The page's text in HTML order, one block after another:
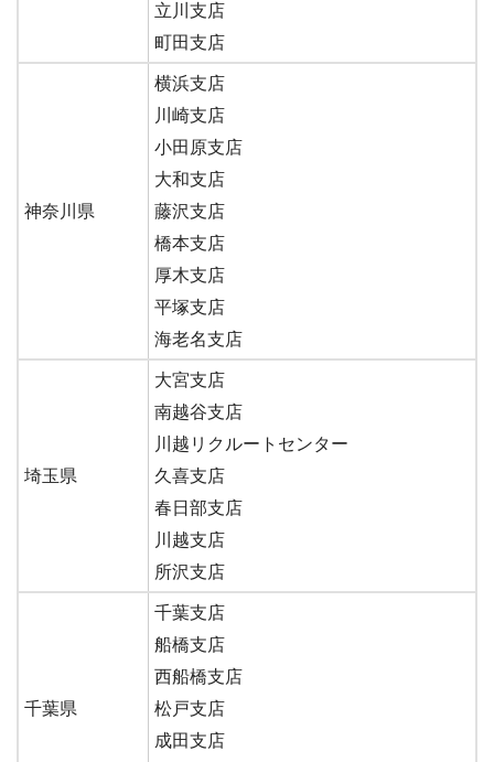
立川支店
町田支店
神奈川県
横浜支店
川崎支店
小田原支店
大和支店
藤沢支店
橋本支店
厚木支店
平塚支店
海老名支店
埼玉県
大宮支店
南越谷支店
川越リクルートセンター
久喜支店
春日部支店
川越支店
所沢支店
千葉県
千葉支店
船橋支店
西船橋支店
松戸支店
成田支店